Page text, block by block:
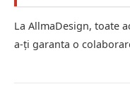
La AllmaDesign, toate
a-ți garanta o